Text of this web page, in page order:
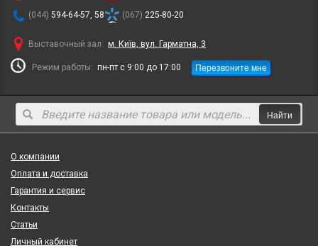
(044) 594-64-57, 58 (067) 225-80-20
Выставочный зал: м. Київ, вул. Гарматна, 3
Режим работы: пн-пт с 9:00 до 17:00 Перезвоните мне
Найти
О компании
Оплата и доставка
Гарантия и сервис
Контакты
Статьи
Личный кабинет